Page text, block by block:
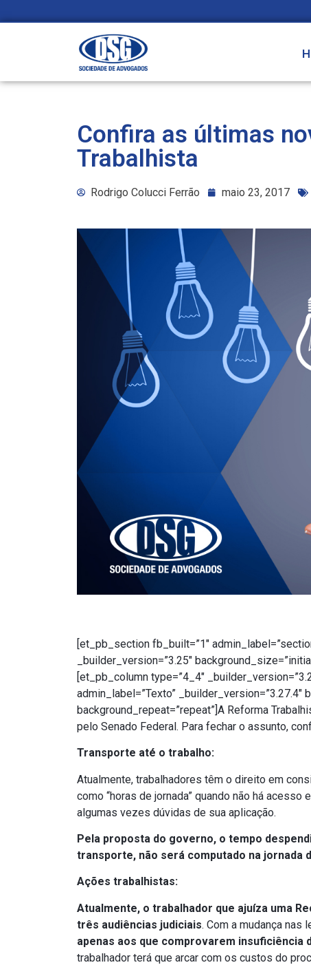
Confira as últimas
Trabalhista
Rodrigo Colucci Ferrão maio 23, 2017
[et_pb_section fb_built=”1″
_builder_version=”3.25″
[et_pb_column type=”4_4″
admin_label=”Texto”
background_repeat=”repeat”]A Reforma
pelo Senado Federal. Para fechar o assunto,
Transporte até o trabalho:
Atualmente, trabalhadores têm o direito em
como “horas de jornada” quando não há
algumas vezes dúvidas de sua aplicação.
Pela proposta do governo, o tempo
transporte, não será computado na jornada
Ações trabalhistas:
Atualmente, o trabalhador que ajuíza uma
três audiências judiciais. Com a mudança
apenas aos que comprovarem insuficiência
trabalhador terá que arcar com os custos do